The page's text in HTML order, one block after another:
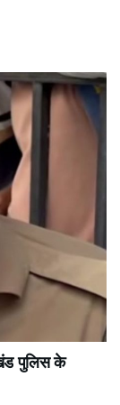
पुलिस के